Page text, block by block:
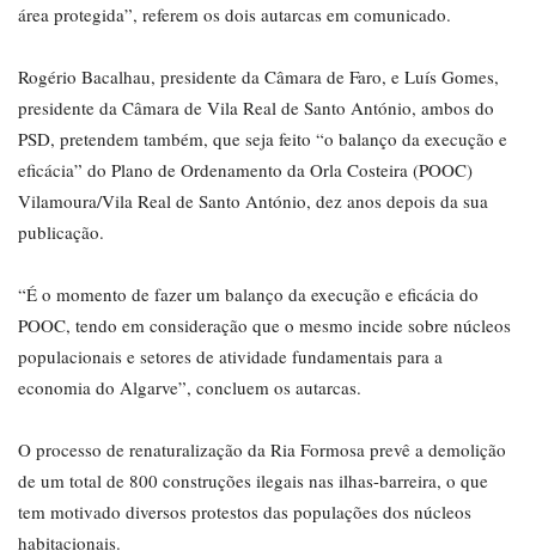
área protegida”, referem os dois autarcas em comunicado.
Rogério Bacalhau, presidente da Câmara de Faro, e Luís Gomes,
presidente da Câmara de Vila Real de Santo António, ambos do
PSD, pretendem também, que seja feito “o balanço da execução e
eficácia” do Plano de Ordenamento da Orla Costeira (POOC)
Vilamoura/Vila Real de Santo António, dez anos depois da sua
publicação.
“É o momento de fazer um balanço da execução e eficácia do
POOC, tendo em consideração que o mesmo incide sobre núcleos
populacionais e setores de atividade fundamentais para a
economia do Algarve”, concluem os autarcas.
O processo de renaturalização da Ria Formosa prevê a demolição
de um total de 800 construções ilegais nas ilhas-barreira, o que
tem motivado diversos protestos das populações dos núcleos
habitacionais.